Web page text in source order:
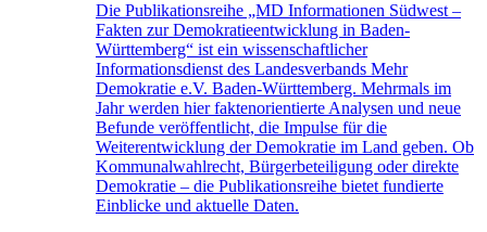
Die Publikationsreihe „MD Informationen Südwest –
Fakten zur Demokratieentwicklung in Baden-
Württemberg“ ist ein wissenschaftlicher
Informationsdienst des Landesverbands Mehr
Demokratie e.V. Baden-Württemberg. Mehrmals im
Jahr werden hier faktenorientierte Analysen und neue
Befunde veröffentlicht, die Impulse für die
Weiterentwicklung der Demokratie im Land geben. Ob
Kommunalwahlrecht, Bürgerbeteiligung oder direkte
Demokratie – die Publikationsreihe bietet fundierte
Einblicke und aktuelle Daten.